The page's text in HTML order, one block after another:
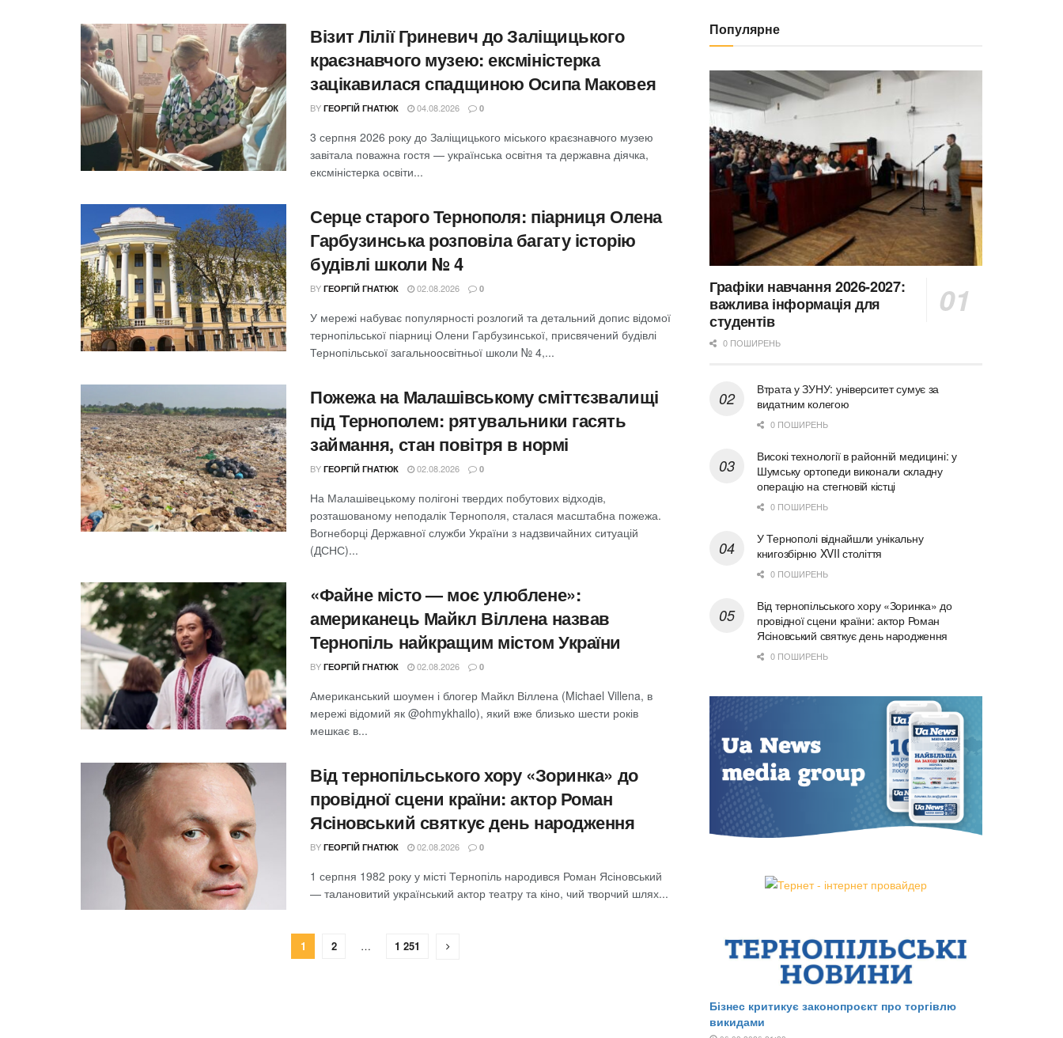
Візит Лілії Гриневич до Заліщицького
краєзнавчого музею: ексміністерка
зацікавилася спадщиною Осипа Маковея
BY ГЕОРГІЙ ГНАТЮК 04.08.2026 0
3 серпня 2026 року до Заліщицького міського краєзнавчого музею
завітала поважна гостя — українська освітня та державна діячка,
ексміністерка освіти...
Серце старого Тернополя: піарниця Олена
Гарбузинська розповіла багату історію
будівлі школи № 4
BY ГЕОРГІЙ ГНАТЮК 02.08.2026 0
У мережі набуває популярності розлогий та детальний допис відомої
тернопільської піарниці Олени Гарбузинської, присвячений будівлі
Тернопільської загальноосвітньої школи № 4,...
Пожежа на Малашівському сміттєзвалищі
під Тернополем: рятувальники гасять
займання, стан повітря в нормі
BY ГЕОРГІЙ ГНАТЮК 02.08.2026 0
На Малашівецькому полігоні твердих побутових відходів,
розташованому неподалік Тернополя, сталася масштабна пожежа.
Вогнеборці Державної служби України з надзвичайних ситуацій
(ДСНС)...
«Файне місто — моє улюблене»:
американець Майкл Віллена назвав
Тернопіль найкращим містом України
BY ГЕОРГІЙ ГНАТЮК 02.08.2026 0
Американський шоумен і блогер Майкл Віллена (Michael Villena, в
мережі відомий як @ohmykhailo), який вже близько шести років
мешкає в...
Від тернопільського хору «Зоринка» до
провідної сцени країни: актор Роман
Ясіновський святкує день народження
BY ГЕОРГІЙ ГНАТЮК 02.08.2026 0
1 серпня 1982 року у місті Тернопіль народився Роман Ясіновський
— талановитий український актор театру та кіно, чий творчий шлях...
1 2 … 1 251
Популярне
Графіки навчання 2026-2027:
важлива інформація для
студентів
0 ПОШИРЕНЬ
Втрата у ЗУНУ: університет сумує за
видатним колегою
0 ПОШИРЕНЬ
Високі технології в районній медицині: у
Шумську ортопеди виконали складну
операцію на стегновій кістці
0 ПОШИРЕНЬ
У Тернополі віднайшли унікальну
книгозбірню XVII століття
0 ПОШИРЕНЬ
Від тернопільського хору «Зоринка» до
провідної сцени країни: актор Роман
Ясіновський святкує день народження
0 ПОШИРЕНЬ